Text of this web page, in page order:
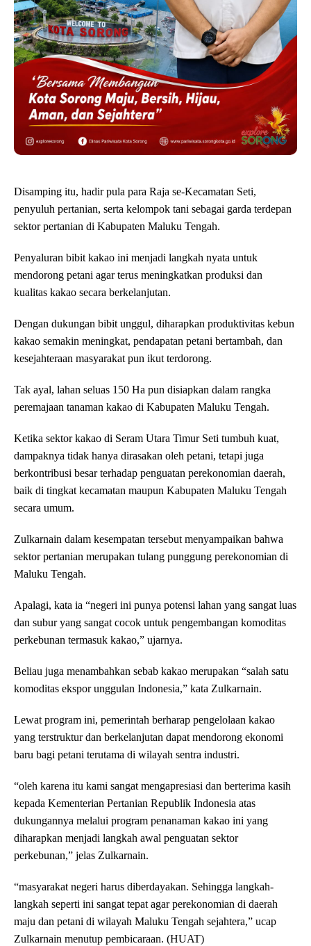
Disamping itu, hadir pula para Raja se-Kecamatan Seti,
penyuluh pertanian, serta kelompok tani sebagai garda terdepan
sektor pertanian di Kabupaten Maluku Tengah.
Penyaluran bibit kakao ini menjadi langkah nyata untuk
mendorong petani agar terus meningkatkan produksi dan
kualitas kakao secara berkelanjutan.
Dengan dukungan bibit unggul, diharapkan produktivitas kebun
kakao semakin meningkat, pendapatan petani bertambah, dan
kesejahteraan masyarakat pun ikut terdorong.
Tak ayal, lahan seluas 150 Ha pun disiapkan dalam rangka
peremajaan tanaman kakao di Kabupaten Maluku Tengah.
Ketika sektor kakao di Seram Utara Timur Seti tumbuh kuat,
dampaknya tidak hanya dirasakan oleh petani, tetapi juga
berkontribusi besar terhadap penguatan perekonomian daerah,
baik di tingkat kecamatan maupun Kabupaten Maluku Tengah
secara umum.
Zulkarnain dalam kesempatan tersebut menyampaikan bahwa
sektor pertanian merupakan tulang punggung perekonomian di
Maluku Tengah.
Apalagi, kata ia “negeri ini punya potensi lahan yang sangat luas
dan subur yang sangat cocok untuk pengembangan komoditas
perkebunan termasuk kakao,” ujarnya.
Beliau juga menambahkan sebab kakao merupakan “salah satu
komoditas ekspor unggulan Indonesia,” kata Zulkarnain.
Lewat program ini, pemerintah berharap pengelolaan kakao
yang terstruktur dan berkelanjutan dapat mendorong ekonomi
baru bagi petani terutama di wilayah sentra industri.
“oleh karena itu kami sangat mengapresiasi dan berterima kasih
kepada Kementerian Pertanian Republik Indonesia atas
dukungannya melalui program penanaman kakao ini yang
diharapkan menjadi langkah awal penguatan sektor
perkebunan,” jelas Zulkarnain.
“masyarakat negeri harus diberdayakan. Sehingga langkah-
langkah seperti ini sangat tepat agar perekonomian di daerah
maju dan petani di wilayah Maluku Tengah sejahtera,” ucap
Zulkarnain menutup pembicaraan. (HUAT)